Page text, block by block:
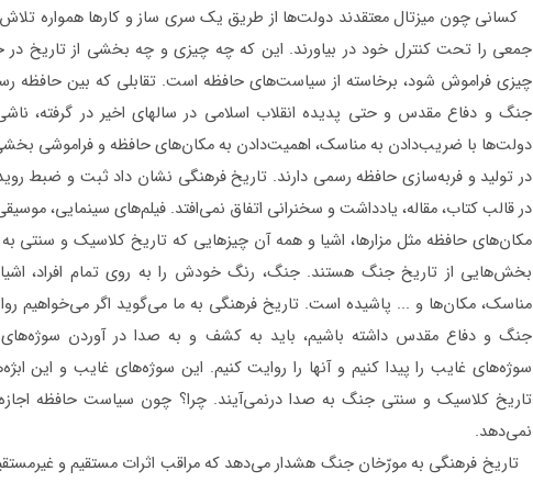
کسانی چون میزتال معتقدند دولت‌ها از طریق یک سری ساز و کارها همواره
جمعی را تحت کنترل خود در بیاورند. این که چه چیزی و چه بخشی از تاریخ
چیزی فراموش شود، برخاسته از سیاست‌های حافظه است. تقابلی که بین حافظه
جنگ و دفاع مقدس و حتی پدیده انقلاب اسلامی در سالهای اخیر در گرفته،
دولت‌ها با ضریب‌دادن به مناسک، اهمیت‌دادن به مکان‌های حافظه و فراموشی
در تولید و فربه‌سازی حافظه رسمی دارند. تاریخ فرهنگی نشان داد ثبت و ضبط
در قالب کتاب، مقاله، یادداشت و سخنرانی اتفاق نمی‌افتد. فیلم‌های سینمایی، موسیقی،
مکان‌های حافظه مثل مزارها، اشیا و همه آن چیزهایی که تاریخ کلاسیک و سنتی
بخش‌هایی از تاریخ جنگ هستند. جنگ، رنگ خودش را به روی تمام افراد، اشیا،
مناسک، مکان‌ها و ... پاشیده است. تاریخ فرهنگی به ما می‌گوید اگر می‌خواهیم
جنگ و دفاع مقدس داشته باشیم، باید به کشف و به صدا در آوردن سوژه‌های
سوژه‌های غایب را پیدا کنیم و آنها را روایت کنیم. این سوژه‌های غایب و این
تاریخ کلاسیک و سنتی جنگ به صدا درنمی‌آیند. چرا؟ چون سیاست حافظه اجازه
نمی‌دهد.
تاریخ فرهنگی به مورّخان جنگ هشدار می‌دهد که مراقب اثرات مستقیم و